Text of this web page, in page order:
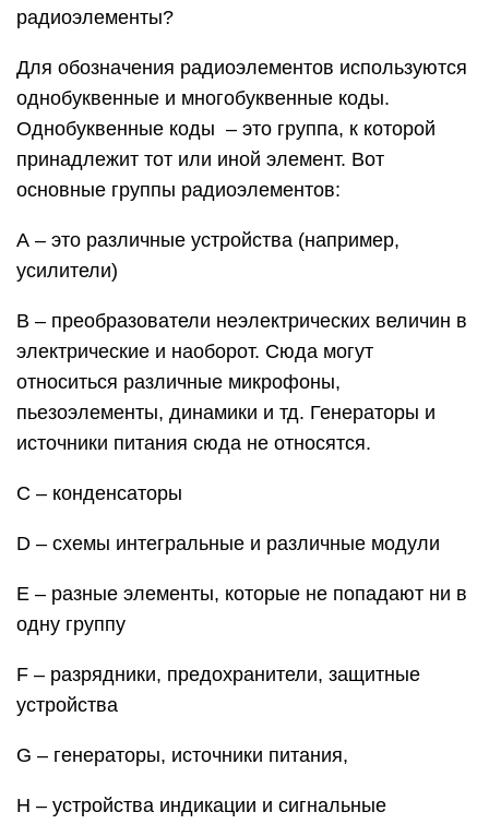
радиоэлементы?
Для обозначения радиоэлементов используются
однобуквенные и многобуквенные коды.
Однобуквенные коды – это группа, к которой
принадлежит тот или иной элемент. Вот
основные группы радиоэлементов:
А – это различные устройства (например,
усилители)
В – преобразователи неэлектрических величин в
электрические и наоборот. Сюда могут
относиться различные микрофоны,
пьезоэлементы, динамики и тд. Генераторы и
источники питания сюда не относятся.
С – конденсаторы
D – схемы интегральные и различные модули
E – разные элементы, которые не попадают ни в
одну группу
F – разрядники, предохранители, защитные
устройства
G – генераторы, источники питания,
H – устройства индикации и сигнальные